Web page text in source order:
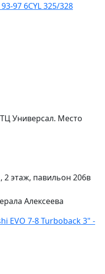
97 6CYL 325/328
Универсал. Место
этаж, павильон 206в
Алексеева
EVO 7-8 Turboback 3" -